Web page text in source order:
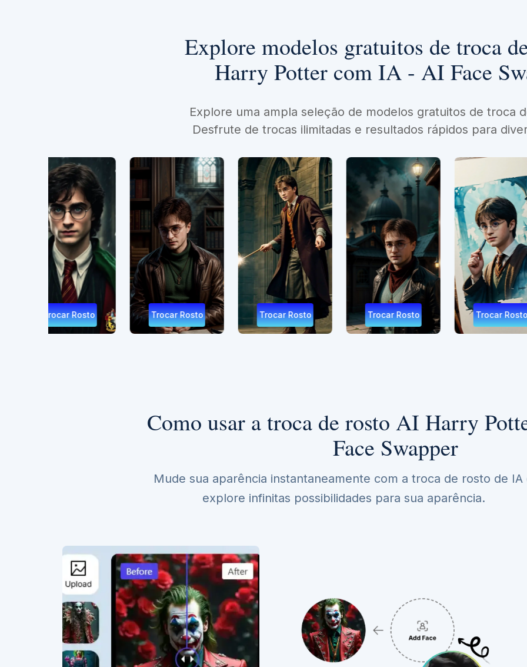
Explore modelos gratuitos de troca
Harry Potter com IA - AI Face
Explore uma ampla seleção de modelos gratuitos de troca
Desfrute de trocas ilimitadas e resultados rápidos para
Trocar Rosto Trocar Rosto Trocar Rosto Trocar Rosto
Como usar a troca de rosto AI Harry
Face Swapper
Mude sua aparência instantaneamente com a troca de rosto de IA
explore infinitas possibilidades para sua aparência.